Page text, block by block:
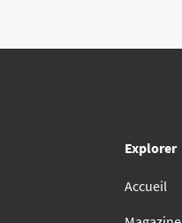
Explorer
Accueil